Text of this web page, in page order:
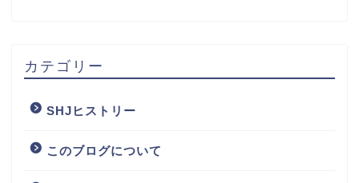
カテゴリー
SHJヒストリー
このブログについて